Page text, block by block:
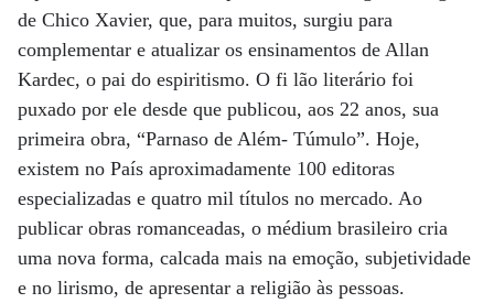
de Chico Xavier, que, para muitos, surgiu para
complementar e atualizar os ensinamentos de Allan
Kardec, o pai do espiritismo. O fi lão literário foi
puxado por ele desde que publicou, aos 22 anos, sua
primeira obra, “Parnaso de Além- Túmulo”. Hoje,
existem no País aproximadamente 100 editoras
especializadas e quatro mil títulos no mercado. Ao
publicar obras romanceadas, o médium brasileiro cria
uma nova forma, calcada mais na emoção, subjetividade
e no lirismo, de apresentar a religião às pessoas.